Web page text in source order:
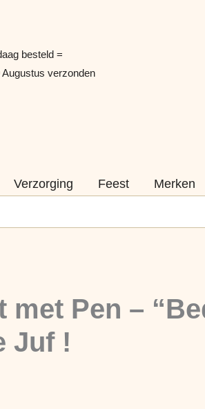
besteld =
Augustus verzonden
Verzorging Feest Merken
met Pen –
Juf !